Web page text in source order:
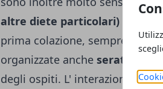
altre diete particolari)
prima colazione, sempre a
organizzate anche serate di
degli ospiti. L' interazione e la